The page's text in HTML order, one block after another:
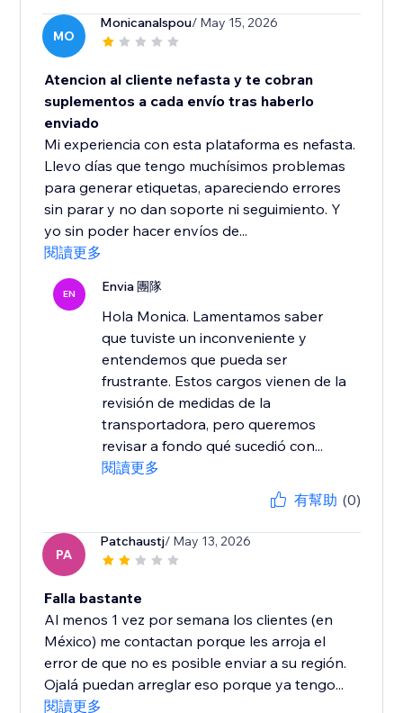
MO
Monicanalspou/ May 15, 2026
Atencion al cliente nefasta y te cobran
suplementos a cada envío tras haberlo
enviado
Mi experiencia con esta plataforma es nefasta.
Llevo días que tengo muchísimos problemas
para generar etiquetas, apareciendo errores
sin parar y no dan soporte ni seguimiento. Y
yo sin poder hacer envíos de...
閱讀更多
EN Envia 團隊
Hola Monica. Lamentamos saber
que tuviste un inconveniente y
entendemos que pueda ser
frustrante. Estos cargos vienen de la
revisión de medidas de la
transportadora, pero queremos
revisar a fondo qué sucedió con...
閱讀更多
有幫助 (0)
PA
Patchaustj/ May 13, 2026
Falla bastante
Al menos 1 vez por semana los clientes (en
México) me contactan porque les arroja el
error de que no es posible enviar a su región.
Ojalá puedan arreglar eso porque ya tengo...
閱讀更多